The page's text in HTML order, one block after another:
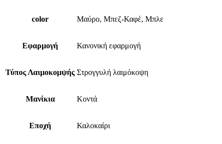
color Μαύρο, Μπεζ-Καφέ, Μπλε
Εφαρμογή Κανονική εφαρμογή
Τύπος Λαιμοκομψής Στρογγυλή λαιμόκοψη
Μανίκια Κοντά
Εποχή Καλοκαίρι